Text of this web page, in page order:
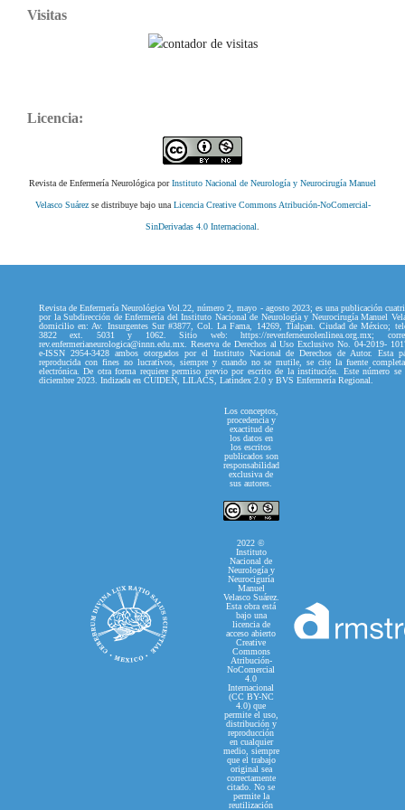
Visitas
Licencia:
Revista de Enfermería Neurológica porInstituto Nacional de Neurología y Neurocirugía Manuel
Velasco Suárezse distribuye bajo una Licencia Creative Commons Atribución-NoComercial-
SinDerivadas 4.0 Internacional
Revista de Enfermería Neurológica Vol.22, número 2, mayo - agosto 2023; es una publicación
por la Subdirección de Enfermería del Instituto Nacional de Neurología y Neurocirugía Manuel
domicilio en: Av. Insurgentes Sur #3877, Col. La Fama, 14269, Tlalpan. Ciudad de México;
3822 ext. 5031 y 1062. Sitio web: https://revenferneurolenlinea.org.mx;
rev.enfermerianeurologica@innn.edu.mx. Reserva de Derechos al Uso Exclusivo No. 04-2019-
e-ISSN 2954-3428 ambos otorgados por el Instituto Nacional de Derechos de Autor. Esta
reproducida con fines no lucrativos, siempre y cuando no se mutile, se cite la fuente
electrónica. De otra forma requiere permiso previo por escrito de la institución. Este número
diciembre 2023. Indizada en CUIDEN, LILACS, Latindex 2.0 y BVS Enfermería Regional.
Los conceptos,
procedencia y
exactitud de
los datos en
los escritos
publicados son
responsabilidad
exclusiva de
sus autores.
2022 ©
Instituto
Nacional de
Neurología y
Neurociguría
Manuel
Velasco Suárez.
Esta obra está
bajo una
licencia de
acceso abierto
Creative
Commons
Atribución-
NoComercial
4.0
Internacional
(CC BY-NC
4.0) que
permite el uso,
distribución y
reproducción
en cualquier
medio, siempre
que el trabajo
original sea
correctamente
citado. No se
permite la
reutilización